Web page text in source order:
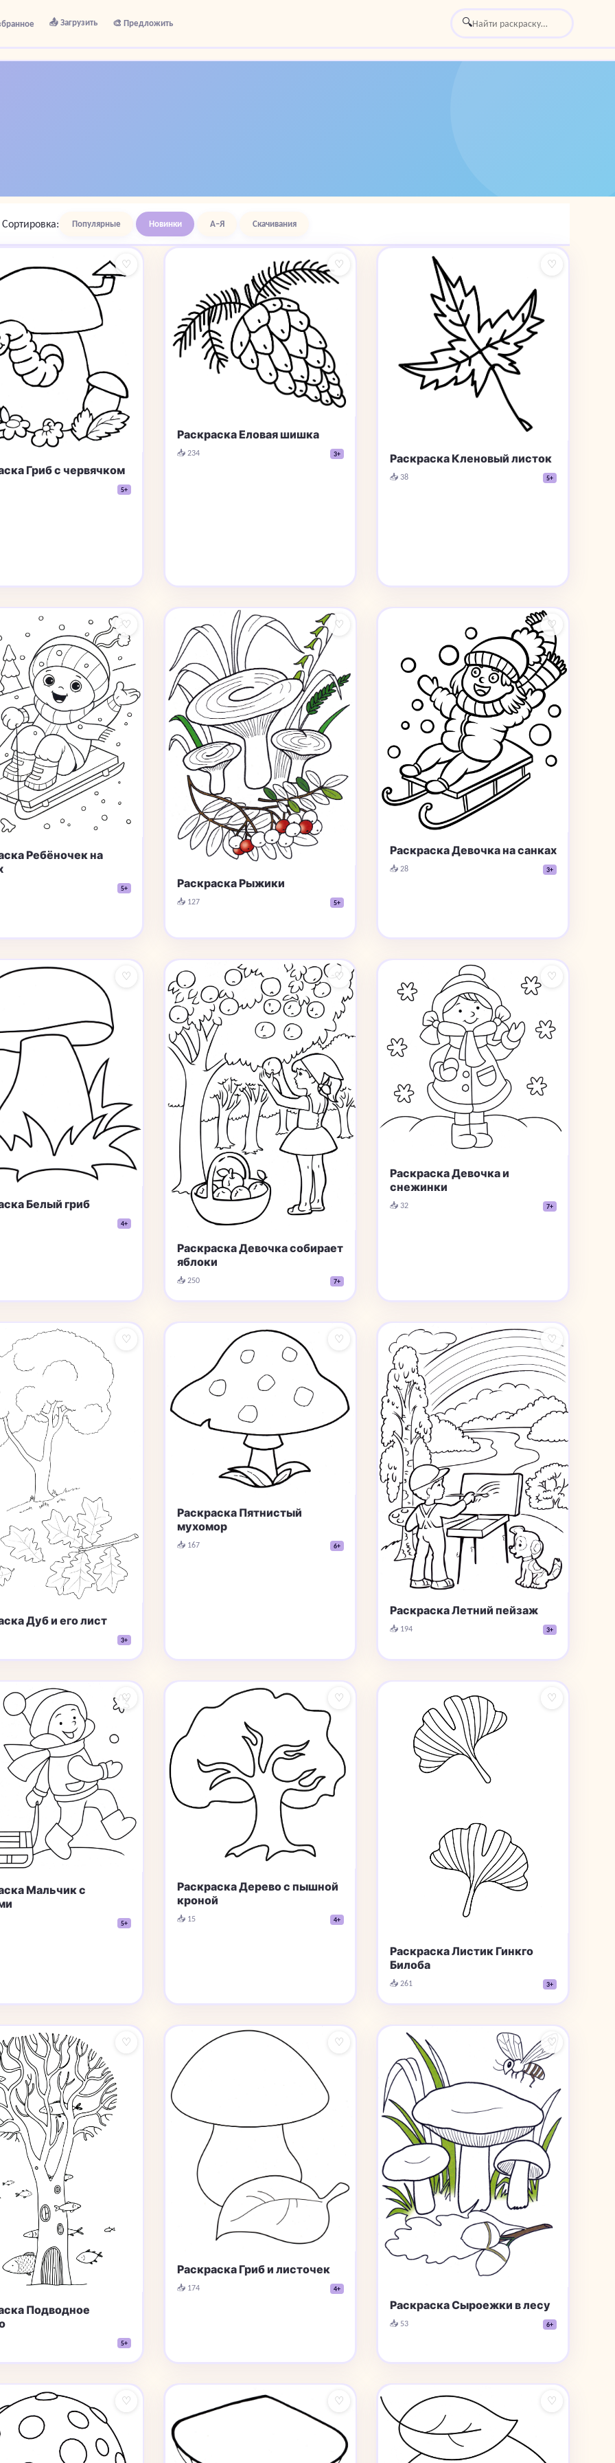
📤 Загрузить 🎨 Предложить 🔍
Сортировка: Популярные Новинки А–Я Скачивания
♡
Гриб с червячком
5+
♡
Раскраска Еловая шишка
📥 234 3+
♡
Раскраска Кленовый листок
📥 38 5+
♡
Ребёночек на
5+
♡
Раскраска Рыжики
📥 127 5+
♡
Раскраска Девочка на санках
📥 28 3+
♡
Белый гриб
4+
♡
Раскраска Девочка собирает
яблоки
📥 250 7+
♡
Раскраска Девочка и
снежинки
📥 32 7+
♡
Дуб и его лист
3+
♡
Раскраска Пятнистый
мухомор
📥 167 6+
♡
Раскраска Летний пейзаж
📥 194 3+
♡
Мальчик с
5+
♡
Раскраска Дерево с пышной
кроной
📥 15 4+
♡
Раскраска Листик Гинкго
Билоба
📥 261 3+
♡
Подводное
5+
♡
Раскраска Гриб и листочек
📥 174 4+
♡
Раскраска Сыроежки в лесу
📥 53 6+
♡ ♡ ♡